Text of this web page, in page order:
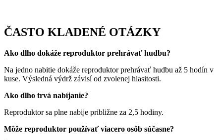
ČASTO KLADENÉ OTÁZKY
Ako dlho dokáže reproduktor prehrávať hudbu?
Na jedno nabitie dokáže reproduktor prehrávať hudbu až 5 hodín v
kuse. Výsledná výdrž závisí od zvolenej hlasitosti.
Ako dlho trvá nabíjanie?
Reproduktor sa plne nabije približne za 2,5 hodiny.
Môže reproduktor používať viacero osôb súčasne?